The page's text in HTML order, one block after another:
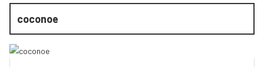
coconoe